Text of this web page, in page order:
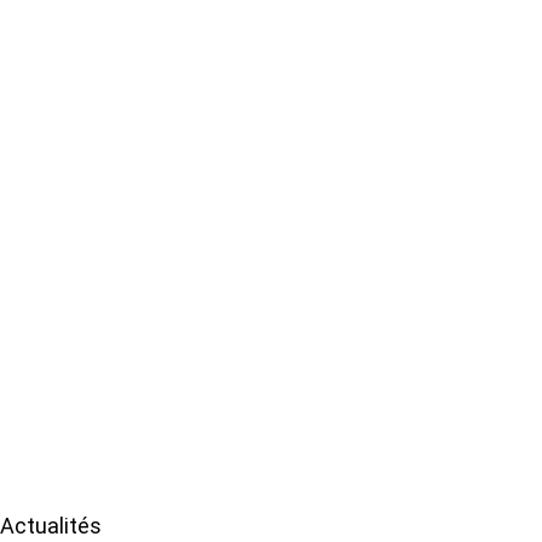
Actualités